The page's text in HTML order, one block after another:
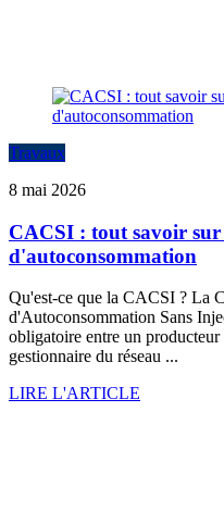
Travaux
8 mai 2026
CACSI : tout savoir
d'autoconsommation
Qu'est-ce que la CACSI ? La
d'Autoconsommation Sans
obligatoire entre un
gestionnaire du réseau ...
LIRE L'ARTICLE